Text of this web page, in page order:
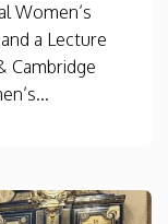
Women’s
a Lecture
Cambridge